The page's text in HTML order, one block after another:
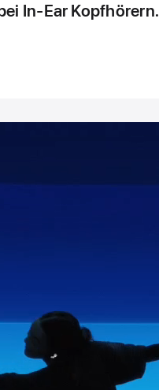
In‑Ear Kopf­hörern.